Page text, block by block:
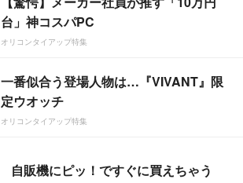
台」神コスパPC
オリコンタイアップ特集
一番似合う登場人物は…『VIVANT』限
定ウオッチ
オリコンタイアップ特集
自販機にピッ！ですぐに買えちゃう